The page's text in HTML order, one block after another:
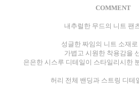
COMMENT
내추럴한 무드의 니트 팬
성글한 짜임의 니트 소재
가볍고 시원한 착용감을
은은한 시스루 디테일이 스타일리시한
허리 전체 밴딩과 스트링 디테